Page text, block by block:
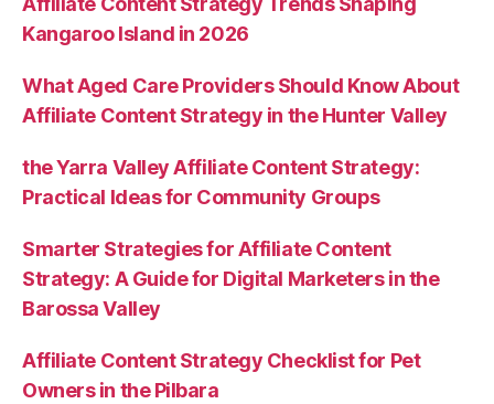
Kangaroo Island in 2026
What Aged Care Providers Should Know About
Affiliate Content Strategy in the Hunter Valley
the Yarra Valley Affiliate Content Strategy:
Practical Ideas for Community Groups
Smarter Strategies for Affiliate Content
Strategy: A Guide for Digital Marketers in the
Barossa Valley
Affiliate Content Strategy Checklist for Pet
Owners in the Pilbara